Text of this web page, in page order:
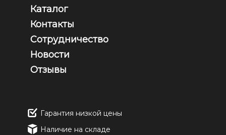
Каталог
Контакты
Сотрудничество
Новости
Отзывы
Гарантия низкой цены
Наличие на складе